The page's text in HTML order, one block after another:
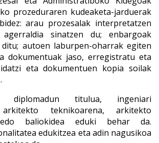
prozeduraren kudeaketa-jarduerak
arau prozesalak interpretatzen
sinatzen du; enbargoak
autoen laburpen-oharrak egiten
dokumentuak jaso, erregistratu eta
eta dokumentuen kopia soilak
diplomadun titulua, ingeniari
teknikoarena, arkitekto
baliokidea eduki behar da.
edukitzea eta adin nagusikoa